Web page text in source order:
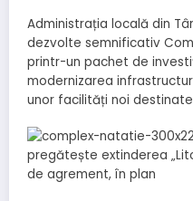
Administrația locală din
dezvolte semnificativ
printr-un pachet de
modernizarea
unor facilități noi